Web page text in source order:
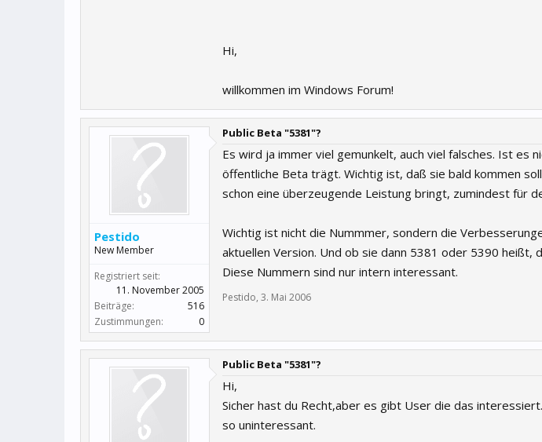
Hi,
willkommen im Windows Forum!
Pestido
New Member
Registriert seit:
11. November 2005
Beiträge:
516
Zustimmungen:
0
Public Beta "5381"?
Es wird ja immer viel gemunkelt, auch viel falsches. Ist es
öffentliche Beta trägt. Wichtig ist, daß sie bald kommen
schon eine überzeugende Leistung bringt, zumindest für
Wichtig ist nicht die Nummmer, sondern die
aktuellen Version. Und ob sie dann 5381 oder 5390 heißt,
Diese Nummern sind nur intern interessant.
Pestido, 3. Mai 2006
Public Beta "5381"?
Hi,
Sicher hast du Recht,aber es gibt User die das
so uninteressant.